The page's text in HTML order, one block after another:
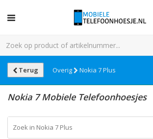
Terug Overig Nokia 7 Plus
Nokia 7 Mobiele Telefoonhoesjes